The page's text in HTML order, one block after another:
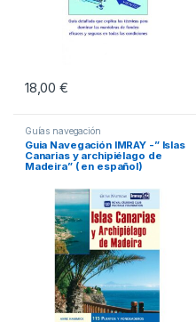
18,00€
Guías navegación
Guia Navegación IMRAY -” Islas
Canarias y archipiélago de
Madeira” ( en español)